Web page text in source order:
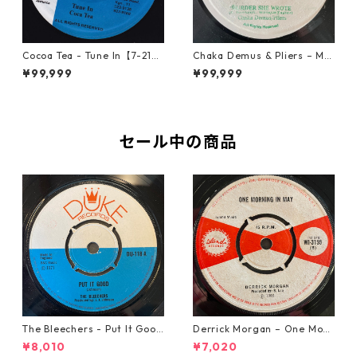
Cocoa Tea - Tune In【7-2187
2】
¥99,999
Chaka Demus & Pliers – Mu
rder She Wrote【7-21777】
¥99,999
セール中の商品
The Bleechers - Put It Good
【7-21637】
¥8,010
Derrick Morgan – One Morn
ing In May【7-21653】
¥7,020